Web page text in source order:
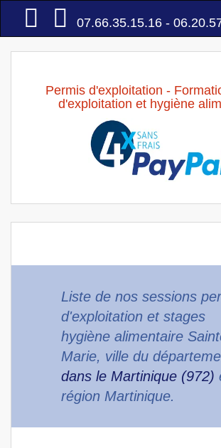
Accueil
07.66.35.15.16 -
Permis d'exploitation -
d'exploitation et hygiène
Liste de nos sessions
d'exploitation et stages
hygiène alimentaire
Marie, ville du
dans le Martinique (972)
région Martinique.